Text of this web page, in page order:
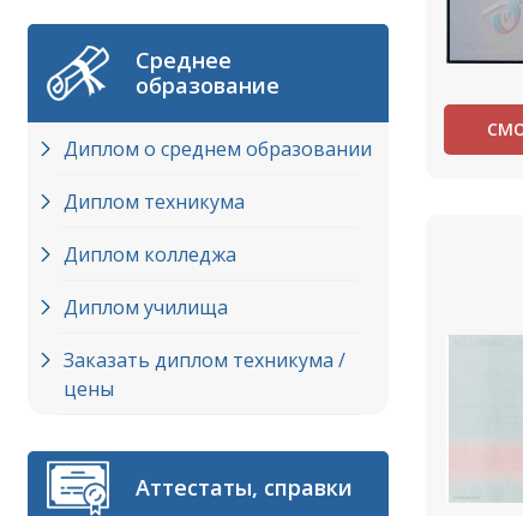
Среднее
образование
Диплом о среднем образовании
Диплом техникума
Диплом колледжа
Диплом училища
Заказать диплом техникума /
цены
Аттестаты, справки